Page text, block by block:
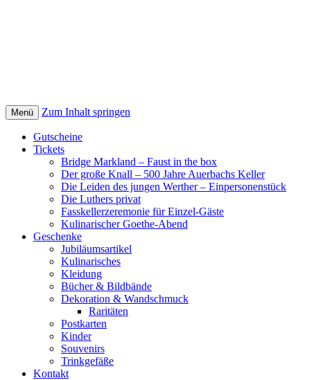
Menü Zum Inhalt springen
Gutscheine
Tickets
Bridge Markland – Faust in the box
Der große Knall – 500 Jahre Auerbachs Keller
Die Leiden des jungen Werther – Einpersonenstück
Die Luthers privat
Fasskellerzeremonie für Einzel-Gäste
Kulinarischer Goethe-Abend
Geschenke
Jubiläumsartikel
Kulinarisches
Kleidung
Bücher & Bildbände
Dekoration & Wandschmuck
Raritäten
Postkarten
Kinder
Souvenirs
Trinkgefäße
Kontakt